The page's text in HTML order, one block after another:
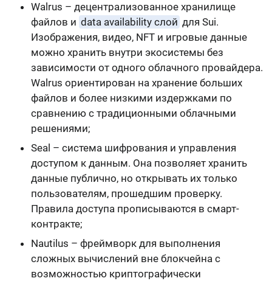
Walrus – децентрализованное хранилище
файлов и data availability слой для Sui.
Изображения, видео, NFT и игровые данные
можно хранить внутри экосистемы без
зависимости от одного облачного провайдера.
Walrus ориентирован на хранение больших
файлов и более низкими издержками по
сравнению с традиционными облачными
решениями;
Seal – система шифрования и управления
доступом к данным. Она позволяет хранить
данные публично, но открывать их только
пользователям, прошедшим проверку.
Правила доступа прописываются в смарт-
контракте;
Nautilus – фреймворк для выполнения
сложных вычислений вне блокчейна с
возможностью криптографически